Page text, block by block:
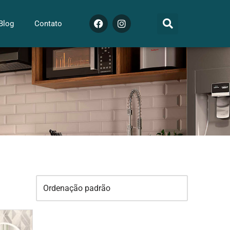
Contato